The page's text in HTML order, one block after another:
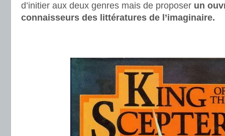
d’initier aux deux genres mais de proposer un
connaisseurs des littératures de l’imaginaire.